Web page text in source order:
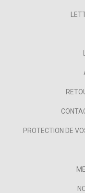
PROTECTION DE